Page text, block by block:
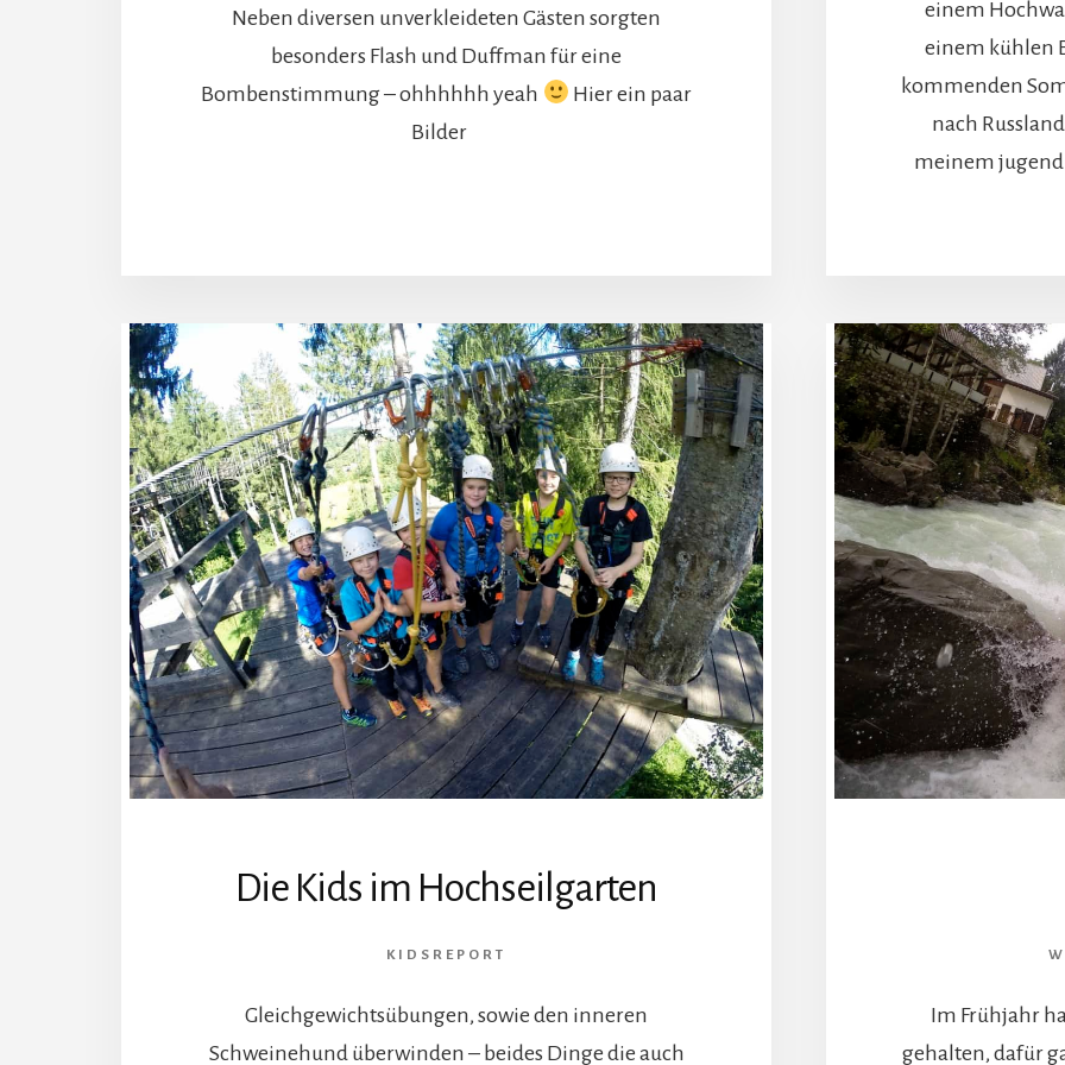
Neben diversen unverkleideten Gästen sorgten
besonders Flash und Duffman für eine
Bombenstimmung – ohhhhhh yeah
Hier ein paar
Bilder
einem
einem kühlen
kommenden
nach
meinem
Die Kids im Hochseilgarten
KIDSREPORT
Gleichgewichtsübungen, sowie den inneren
Schweinehund überwinden – beides Dinge die auch
Im Frühjahr
gehalten, dafür